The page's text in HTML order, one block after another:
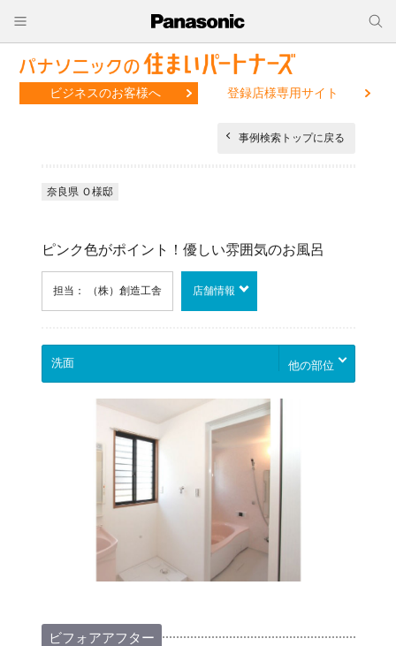
ビジネスのお客様へ 登録店様専用サイト
事例検索トップに戻る
奈良県 Ｏ様邸
ピンク色がポイント！優しい雰囲気のお風呂
担当： （株）創造工舎 店舗情報
他の部位
ビフォアアフター